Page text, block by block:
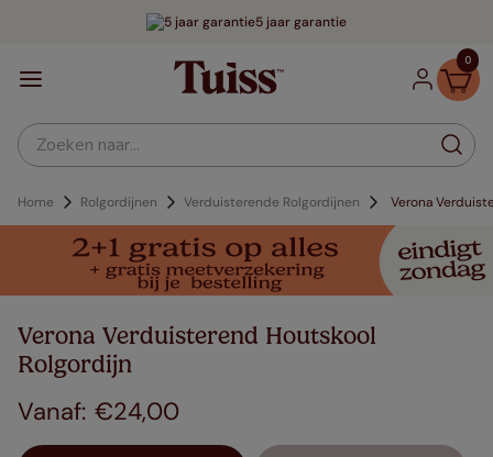
5 jaar garantie
0
Zoeken naar...
Home Rolgordijnen Verduisterende Rolgordijnen Verona
Verona Verduisterend Houtskool
Rolgordijn
€24,00